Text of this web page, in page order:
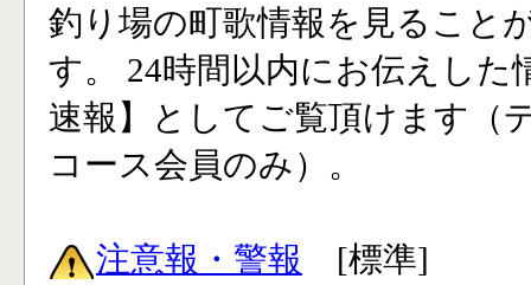
釣り場の町歌情報を見ること
す。 24時間以内にお伝えした
速報】としてご覧頂けます（
コース会員のみ）。
注意報・警報 [標準]